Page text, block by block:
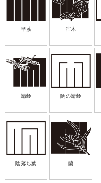
早蕨 宿木
蜻蛉 陰の蜻蛉
陰落ち葉 蘭